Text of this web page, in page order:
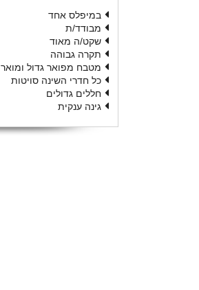
במיפלס אחד
מבודד/ת
שקט/ה מאוד
תקרה גבוהה
מטבח מפואר גדול ומואר
כל חדרי השינה סויטות
חללים גדולים
גינה ענקית